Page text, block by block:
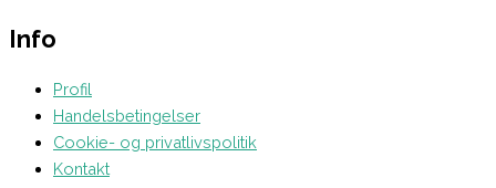
Info
Profil
Handelsbetingelser
Cookie- og privatlivspolitik
Kontakt